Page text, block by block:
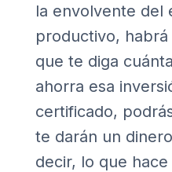
la envolvente del
productivo,
que te diga
ahorra esa
certificado,
te darán un
decir, lo que